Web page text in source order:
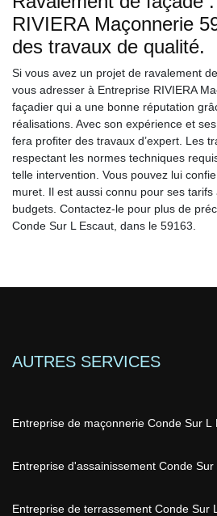
RIVIERA Maçonnerie
des travaux de qualité.
Si vous avez un projet de ravalement
vous adresser à Entreprise RIVIERA
façadier qui a une bonne réputation
réalisations. Avec son expérience et
fera profiter des travaux d’expert. Les
respectant les normes techniques
telle intervention. Vous pouvez lui
muret. Il est aussi connu pour ses
budgets. Contactez-le pour plus de
Conde Sur L Escaut, dans le 59163.
AUTRES SERVICES
Entreprise de maçonnerie Conde Sur L
Entreprise d'assainissement Conde Sur
Entreprise de terrassement Conde Sur